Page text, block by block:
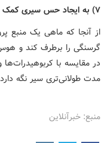
۷) به ایجاد حس سیری کمک می‌کند
از آنجا که ماهی یک منبع
گرسنگی را برطرف کند و
در مقایسه با
مدت طولانی‌تری سیر نگه
منبع: خبرآنلاین